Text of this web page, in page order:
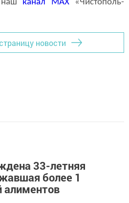
наш канал MAX«Чистополь-
новости
33-летняя
более 1
алиментов